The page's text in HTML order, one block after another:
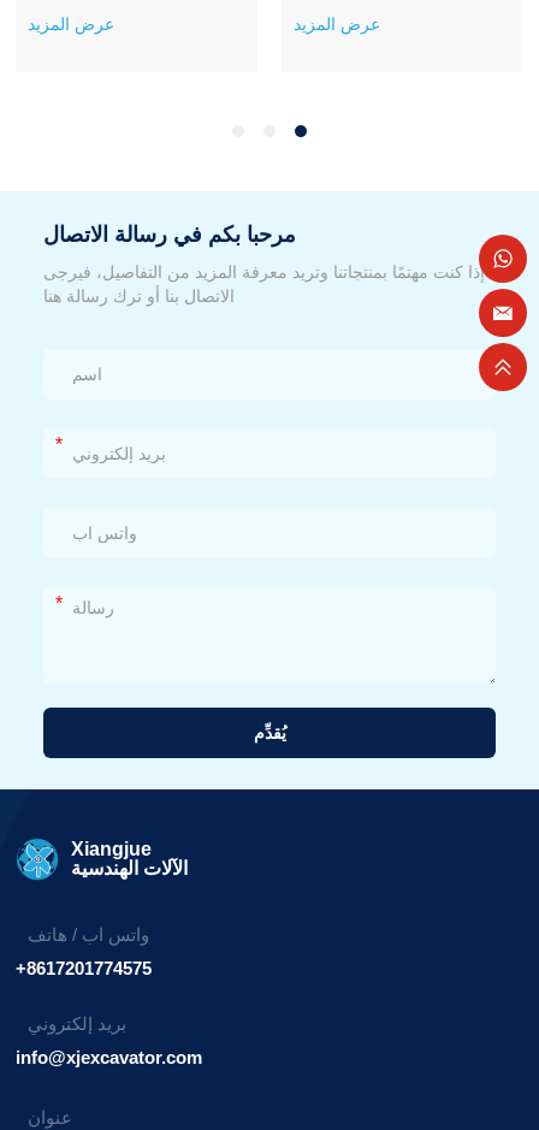
عرض المزيد عرض المزيد
مرحبا بكم في رسالة الاتصال
إذا كنت مهتمًا بمنتجاتنا وتريد معرفة المزيد من التفاصيل، فيرجى
الاتصال بنا أو ترك رسالة هنا
*
*
يُقدِّم
Xiangjue
الآلات الهندسية
واتس اب / هاتف
+8617201774575
بريد إلكتروني
info@xjexcavator.com
عنوان